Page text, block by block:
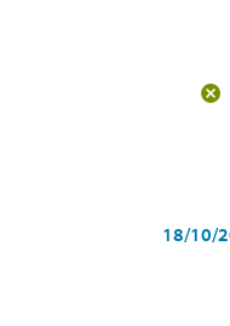
18/10/